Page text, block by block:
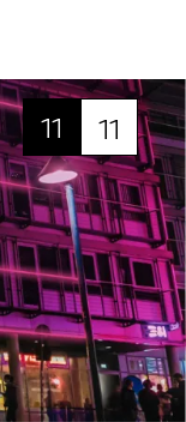
11 11